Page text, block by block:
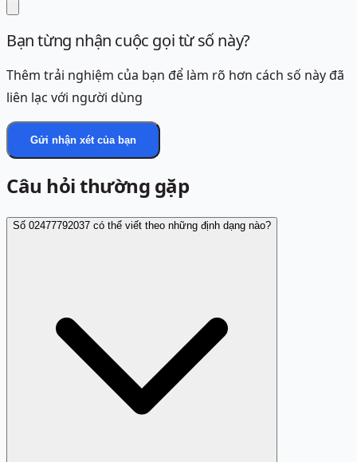
Bạn từng nhận cuộc gọi từ số này?
Thêm trải nghiệm của bạn để làm rõ hơn cách số này đã
liên lạc với người dùng
Gửi nhận xét của bạn
Câu hỏi thường gặp
Số 02477792037 có thể viết theo những định dạng nào?